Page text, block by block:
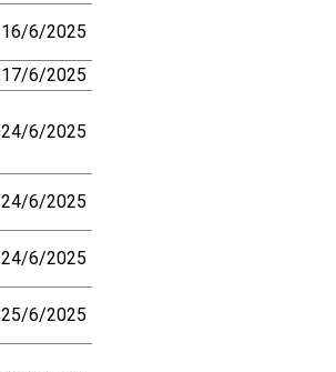
16/6/2025
17/6/2025
24/6/2025
24/6/2025
24/6/2025
25/6/2025